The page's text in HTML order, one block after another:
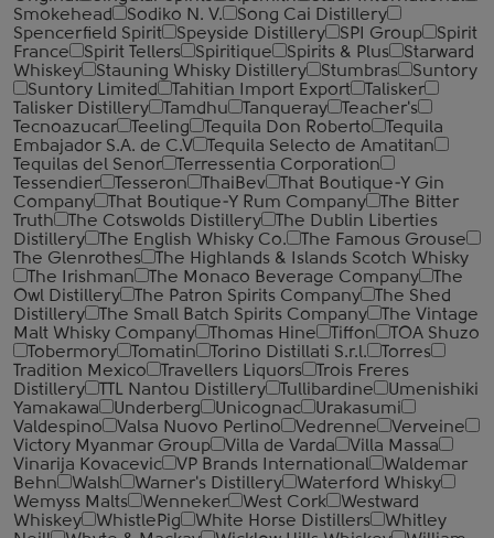
Smokehead
Sodiko N. V.
Song Cai Distillery
Spencerfield Spirit
Speyside Distillery SPI Group
Spirit
France
Spirit Tellers Spiritique Spirits & Plus
Starward
Whiskey
Stauning Whisky Distillery Stumbras
Suntory
Suntory Limited
Tahitian Import Export
Talisker
Talisker Distillery
Tamdhu Tanqueray
Teacher's
Tecnoazucar
Teeling Tequila Don Roberto
Tequila
Embajador S.A. de C.V
Tequila Selecto de Amatitan
Tequilas del Senor
Terressentia Corporation
Tessendier
Tesseron ThaiBev
That Boutique-Y Gin
Company
That Boutique-Y Rum Company
The Bitter
Truth
The Cotswolds Distillery
The Dublin Liberties
Distillery
The English Whisky Co.
The Famous Grouse
The Glenrothes
The Highlands & Islands Scotch Whisky
The Irishman
The Monaco Beverage Company
The
Owl Distillery
The Patron Spirits Company
The Shed
Distillery
The Small Batch Spirits Company
The Vintage
Malt Whisky Company
Thomas Hine Tiffon
TOA Shuzo
Tobermory
Tomatin Torino Distillati S.r.l.
Torres
Tradition Mexico
Travellers Liquors
Trois Freres
Distillery
TTL Nantou Distillery Tullibardine
Umenishiki
Yamakawa
Underberg Unicognac
Urakasumi
Valdespino
Valsa Nuovo Perlino Vedrenne
Verveine
Victory Myanmar Group
Villa de Varda
Villa Massa
Vinarija Kovacevic
VP Brands International
Waldemar
Behn
Walsh Warner's Distillery
Waterford Whisky
Wemyss Malts
Wenneker West Cork
Westward
Whiskey
WhistlePig White Horse Distillers
Whitley